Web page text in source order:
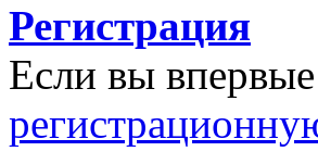
Регистрация
Если вы